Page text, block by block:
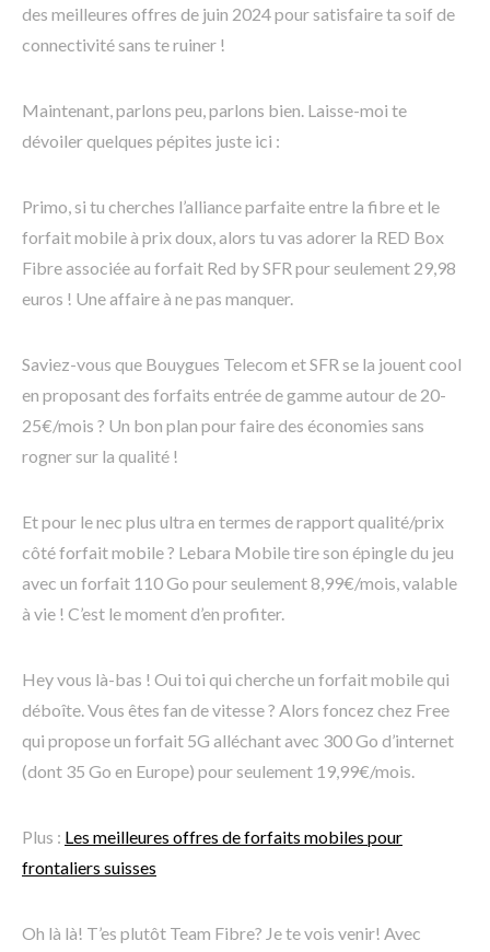
des meilleures offres de juin 2024 pour satisfaire ta soif de
connectivité sans te ruiner !
Maintenant, parlons peu, parlons bien. Laisse-moi te
dévoiler quelques pépites juste ici :
Primo, si tu cherches l’alliance parfaite entre la fibre et le
forfait mobile à prix doux, alors tu vas adorer la RED Box
Fibre associée au forfait Red by SFR pour seulement 29,98
euros ! Une affaire à ne pas manquer.
Saviez-vous que Bouygues Telecom et SFR se la jouent cool
en proposant des forfaits entrée de gamme autour de 20-
25€/mois ? Un bon plan pour faire des économies sans
rogner sur la qualité !
Et pour le nec plus ultra en termes de rapport qualité/prix
côté forfait mobile ? Lebara Mobile tire son épingle du jeu
avec un forfait 110 Go pour seulement 8,99€/mois, valable
à vie ! C’est le moment d’en profiter.
Hey vous là-bas ! Oui toi qui cherche un forfait mobile qui
déboîte. Vous êtes fan de vitesse ? Alors foncez chez Free
qui propose un forfait 5G alléchant avec 300 Go d’internet
(dont 35 Go en Europe) pour seulement 19,99€/mois.
Plus : Les meilleures offres de forfaits mobiles pour
frontaliers suisses
Oh là là! T’es plutôt Team Fibre? Je te vois venir! Avec